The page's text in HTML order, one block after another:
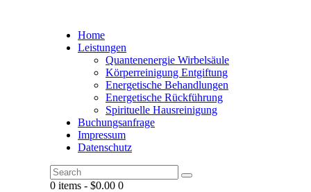
Home
Leistungen
Quantenenergie Wirbelsäule
Körperreinigung Entgiftung
Energetische Behandlungen
Energetische Rückführung
Spirituelle Hausreinigung
Buchungsanfrage
Impressum
Datenschutz
0 items - $0.00 0